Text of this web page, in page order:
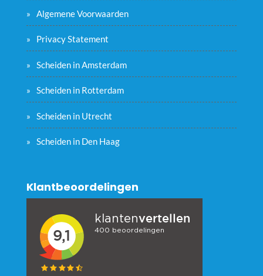
Algemene Voorwaarden
Privacy Statement
Scheiden in Amsterdam
Scheiden in Rotterdam
Scheiden in Utrecht
Scheiden in Den Haag
Klantbeoordelingen